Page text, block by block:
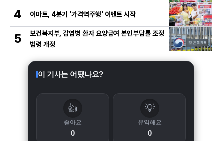
4 이마트, 4분기 '가격역주행' 이벤트 시작
5
보건복지부, 감염병 환자 요양급여 본인부담률 조정
법령 개정
이 기사는 어땠나요?
👍
좋아요
0
💡
유익해요
0